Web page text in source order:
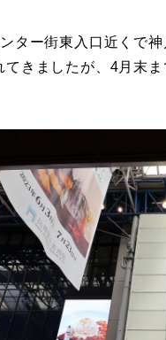
ター街東入口近くで
てきましたが、4月末